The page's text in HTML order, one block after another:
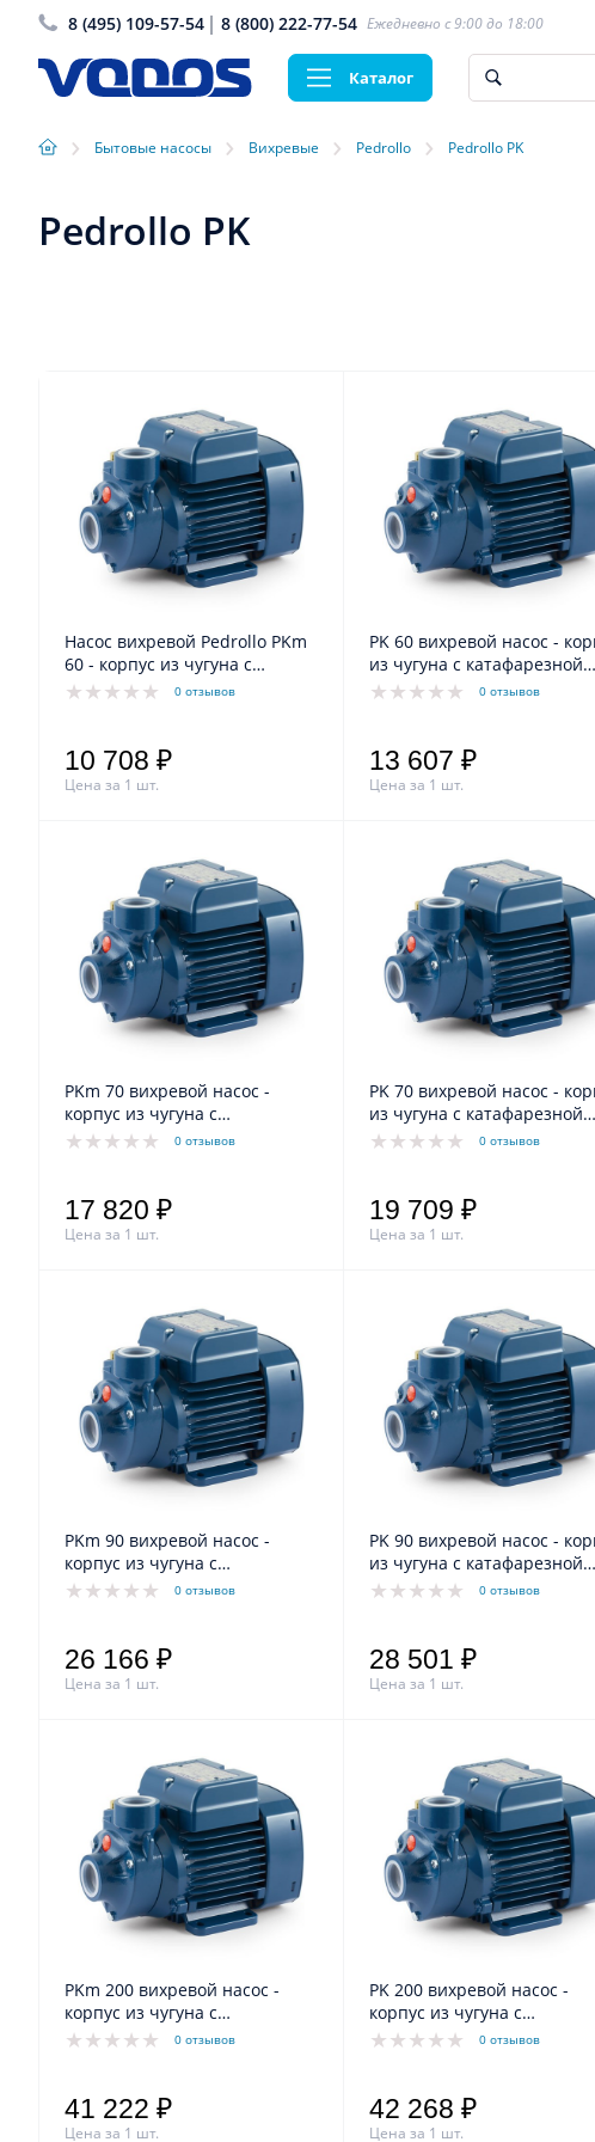
8 (495) 109-57-54 8 (800) 222-77-54 Ежедневно с 9:00 до 18:00
Каталог
› Бытовые насосы › Вихревые › Pedrollo › Pedrollo PK
Pedrollo PK
Насос вихревой Pedrollo PKm
60 - корпус из чугуна с
катафарезной обработкой
0 отзывов
10 708 ₽
Цена за 1 шт.
PK 60 вихревой насос - корпус
из чугуна с катафарезной
обработкой
0 отзывов
13 607 ₽
Цена за 1 шт.
PKm 70 вихревой насос -
корпус из чугуна с
катафарезной обработкой
0 отзывов
17 820 ₽
Цена за 1 шт.
PK 70 вихревой насос - корпус
из чугуна с катафарезной
обработкой
0 отзывов
19 709 ₽
Цена за 1 шт.
PKm 90 вихревой насос -
корпус из чугуна с
катафарезной обработкой
0 отзывов
26 166 ₽
Цена за 1 шт.
PK 90 вихревой насос - корпус
из чугуна с катафарезной
обработкой
0 отзывов
28 501 ₽
Цена за 1 шт.
PKm 200 вихревой насос -
корпус из чугуна с
катафарезной обработкой
0 отзывов
41 222 ₽
Цена за 1 шт.
PK 200 вихревой насос -
корпус из чугуна с
катафарезной обработкой
0 отзывов
42 268 ₽
Цена за 1 шт.